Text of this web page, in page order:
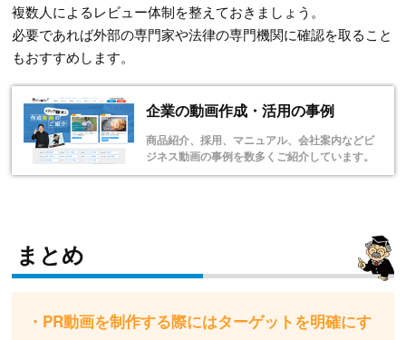
複数人によるレビュー体制を整えておきましょう。
必要であれば外部の専門家や法律の専門機関に確認を取ること
もおすすめします。
企業の動画作成・活用の事例
商品紹介、採用、マニュアル、会社案内などビ
ジネス動画の事例を数多くご紹介しています。
まとめ
・PR動画を制作する際にはターゲットを明確にす